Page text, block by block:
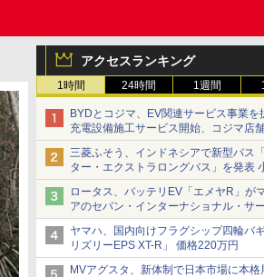
アクセスランキング
1時間 24時間 1週間
BYDとコジマ、EV関連サービス事業を
充電設備施工サービス開始、コジマ店
車の展示・試乗イベントを強化
三菱ふそう、インドネシアで新型バス
ター・エクストラロングバス」を発表
ックベースの観光・旅客輸送向けバス
ロータス、バッテリEV「エメヤR」が
アのセパン・インターナショナル・サ
のBEV最速タイムを樹立
ヤマハ、国内向けフラグシップ四輪バ
リズリーEPS XT-R」 価格220万円
MVアグスタ、新体制で日本市場に本格